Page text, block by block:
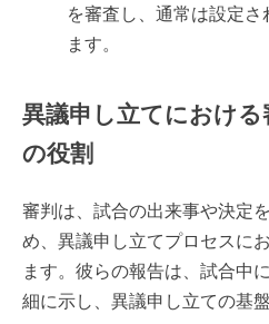
を審査し、通常は設定
ます。
異議申し立てにおけ
の役割
審判は、試合の出来事や決定
め、異議申し立てプロセスに
ます。彼らの報告は、試合中
細に示し、異議申し立ての基